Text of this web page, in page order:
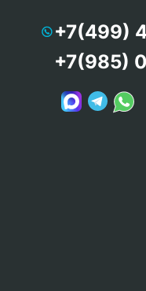
+7(499)
+7(985)